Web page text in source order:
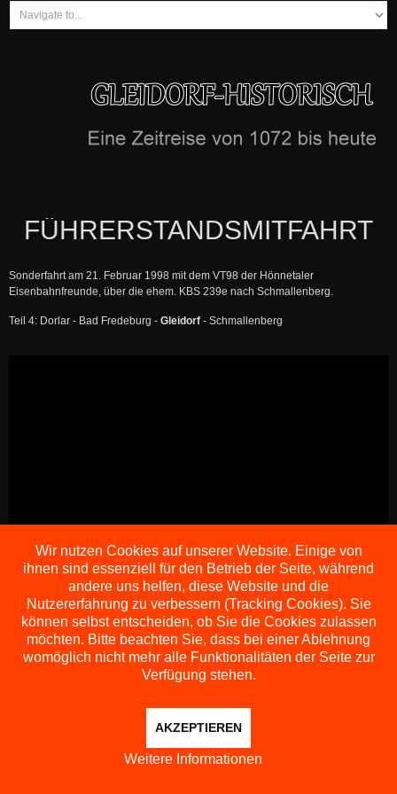
FÜHRERSTANDSMITFAHRT
Sonderfahrt am 21. Februar 1998 mit dem VT98 der Hönnetaler
Eisenbahnfreunde, über die ehem. KBS 239e nach Schmallenberg.
Teil 4: Dorlar - Bad Fredeburg - Gleidorf - Schmallenberg
COPYRIGHT © 2026 GLEIDORF HISTORISCH
Wir nutzen Cookies auf unserer Website. Einige von
ihnen sind essenziell für den Betrieb der Seite, während
andere uns helfen, diese Website und die
Nutzererfahrung zu verbessern (Tracking Cookies). Sie
können selbst entscheiden, ob Sie die Cookies zulassen
möchten. Bitte beachten Sie, dass bei einer Ablehnung
womöglich nicht mehr alle Funktionalitäten der Seite zur
Verfügung stehen.
AKZEPTIEREN
Weitere Informationen